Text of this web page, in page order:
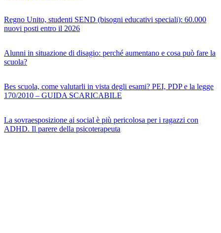
Regno Unito, studenti SEND (bisogni educativi speciali): 60.000
nuovi posti entro il 2026
Alunni in situazione di disagio: perché aumentano e cosa può fare la
scuola?
Bes scuola, come valutarli in vista degli esami? PEI, PDP e la legge
170/2010 – GUIDA SCARICABILE
La sovraesposizione ai social è più pericolosa per i ragazzi con
ADHD. Il parere della psicoterapeuta